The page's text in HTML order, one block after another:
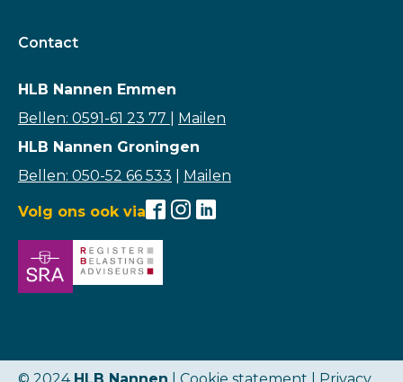
Contact
HLB Nannen Emmen
Bellen: 0591-61 23 77
Mailen
HLB Nannen Groningen
Bellen: 050-52 66 533
Mailen
Volg ons ook via
© 2024 HLB Nannen | Cookie statement | Privacy